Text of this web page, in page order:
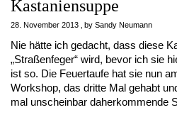
Kastaniensuppe
28. November 2013 by Sandy Neumann
Nie hätte ich gedacht, dass diese
„Straßenfeger“ wird, bevor ich sie
ist so. Die Feuertaufe hat sie nun
Workshop, das dritte Mal gehabt
mal unscheinbar daherkommende